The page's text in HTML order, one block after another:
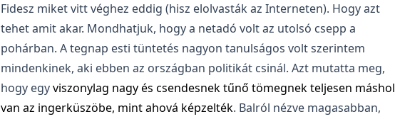
Fidesz miket vitt véghez eddig (hisz elolvasták az Interneten). Hogy azt
tehet amit akar. Mondhatjuk, hogy a netadó volt az utolsó csepp a
pohárban. A tegnap esti tüntetés nagyon tanulságos volt szerintem
mindenkinek, aki ebben az országban politikát csinál. Azt mutatta meg,
hogy egyviszonylag nagy és csendesnek tűnő tömegnek teljesen máshol
van az ingerküszöbe, mint ahová képzelték. Balról nézve magasabban,